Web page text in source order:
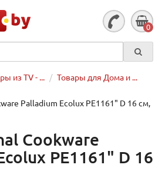
0
из TV - ...
Товары для Дома и ...
Palladium Ecolux PE1161" D 16 см,
Cookware
PE1161" D 16